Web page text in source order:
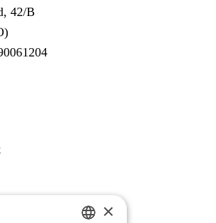
42/B
×